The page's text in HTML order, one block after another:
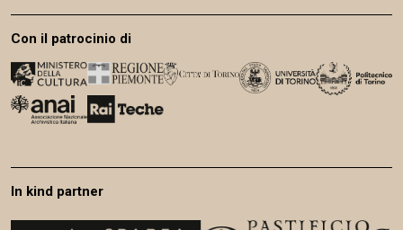
Con il patrocinio di
In kind partner